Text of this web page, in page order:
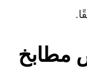
مطابخ